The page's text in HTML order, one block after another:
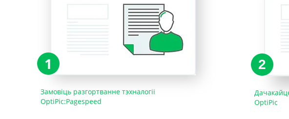
1
Замовіць разгортванне тэхналогіі
OptiPic:Pagespeed
2
OptiPic